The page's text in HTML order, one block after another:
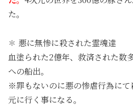
た。
✽ 悪に無惨に殺された霊魂達
血塗られた2億年、救済された数
への船出。
※罪もないのに悪の惨虐行為に
元に行く事になる。